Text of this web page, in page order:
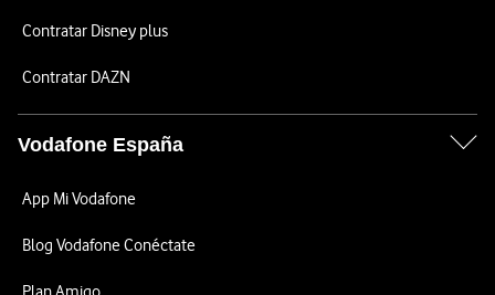
Contratar Disney plus
Contratar DAZN
Vodafone España
App Mi Vodafone
Blog Vodafone Conéctate